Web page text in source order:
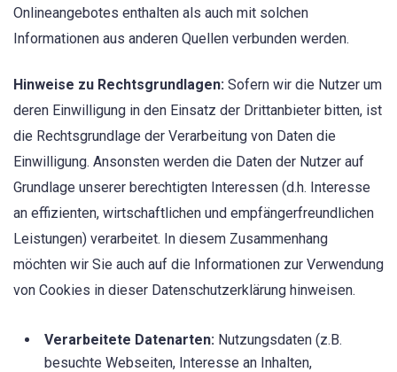
Onlineangebotes enthalten als auch mit solchen
Informationen aus anderen Quellen verbunden werden.
Hinweise zu Rechtsgrundlagen: Sofern wir die Nutzer um
deren Einwilligung in den Einsatz der Drittanbieter bitten, ist
die Rechtsgrundlage der Verarbeitung von Daten die
Einwilligung. Ansonsten werden die Daten der Nutzer auf
Grundlage unserer berechtigten Interessen (d.h. Interesse
an effizienten, wirtschaftlichen und empfängerfreundlichen
Leistungen) verarbeitet. In diesem Zusammenhang
möchten wir Sie auch auf die Informationen zur Verwendung
von Cookies in dieser Datenschutzerklärung hinweisen.
Verarbeitete Datenarten: Nutzungsdaten (z.B.
besuchte Webseiten, Interesse an Inhalten,